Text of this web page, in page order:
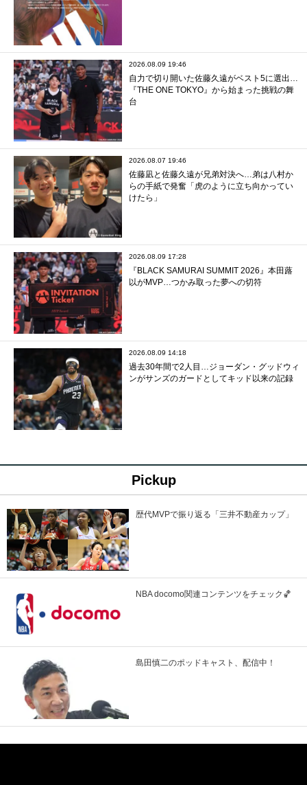
2026.08.09 19:46
自力で切り開いた佐藤久遠がベスト5に選出…
『THE ONE TOKYO』から始まった挑戦の舞
台
2026.08.07 19:46
佐藤凪と佐藤久遠が兄弟対決へ…弟は八村か
らの手紙で発奮「虎のように立ち向かってい
けたら」
2026.08.09 17:28
『BLACK SAMURAI SUMMIT 2026』本田蕗
以がMVP…つかみ取った夢への切符
2026.08.09 14:18
過去30年間で2人目…ジョーダン・グッドウィ
ンがサンズのガードとしてキッド以来の記録
Pickup
歴代MVPで振り返る「三井不動産カップ」
NBA docomo関連コンテンツをチェック🏀
島田慎二のポッドキャスト、配信中！